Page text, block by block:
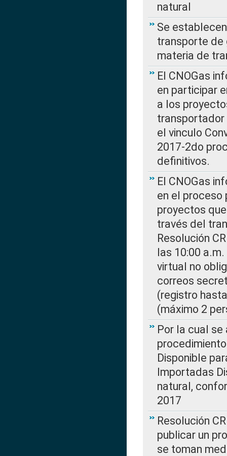
natural
Se
transporte de
materia de
El CNOGas
en participar
a los
transportador
el vinculo
2017-2do
definitivos.
El CNOGas
en el proceso
proyectos
través del
Resolución
las 10:00
virtual no
correos
(registro
(máximo 2
Por la cual
Disponible
Importadas
natural,
2017
Resolución
publicar un
se toman